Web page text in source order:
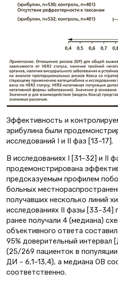
Эффективность и
эрибулина были
исследований I и II фаз [13–17].
В исследованиях I [31–32] и II
продемонстрирована
предсказуемым профилем
больных
получавших несколько линий
исследованиях II фазы [33–34]
ранее получали 4 (медиана)
объективного ответа
95% доверительный интервал
(25/269 пациенток в
ДИ – 6,1–13,4), а медиана ОВ
соответственно.